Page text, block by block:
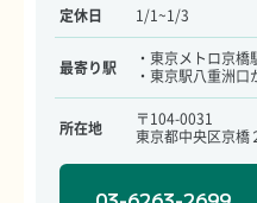
定休日
1/1~1/3
最寄り駅
・東京メトロ京
・東京駅八重洲
所在地
〒104-0031
東京都中央区京橋